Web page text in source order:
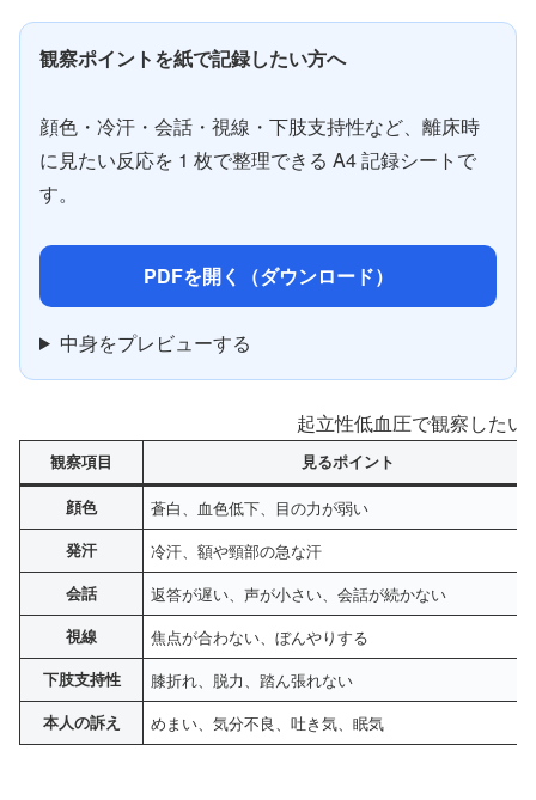
観察ポイントを紙で記録したい方へ
顔色・冷汗・会話・視線・下肢支持性など、離床時
に見たい反応を 1 枚で整理できる A4 記録シートで
す。
PDFを開く（ダウンロード）
中身をプレビューする
起立性低血圧で観察したい
観察項目 見るポイント
顔色 蒼白、血色低下、目の力が弱い
発汗 冷汗、額や頸部の急な汗
会話 返答が遅い、声が小さい、会話が続かない
視線 焦点が合わない、ぼんやりする
下肢支持性 膝折れ、脱力、踏ん張れない
本人の訴え めまい、気分不良、吐き気、眠気